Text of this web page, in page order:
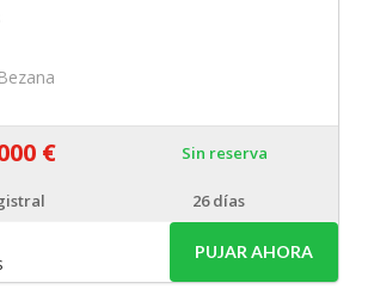
€ Sin reserva
26 días
PUJAR AHORA